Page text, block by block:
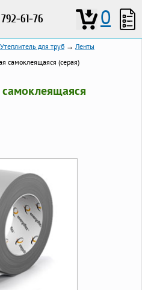
61-76 0
Утеплитель для труб → Ленты
самоклеящаяся (серая)